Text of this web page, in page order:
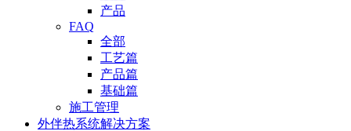
产品
FAQ
全部
工艺篇
产品篇
基础篇
施工管理
外伴热系统解决方案